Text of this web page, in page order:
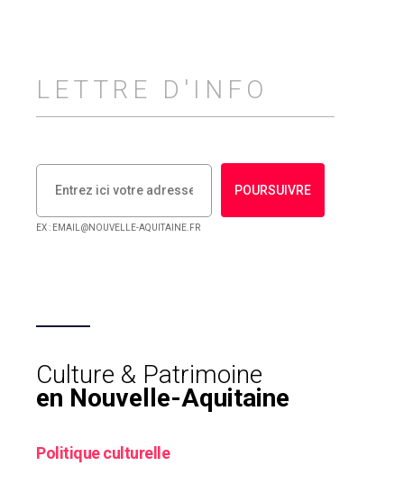
LETTRE D'INFO
POURSUIVRE
EX : EMAIL@NOUVELLE-AQUITAINE.FR
Culture & Patrimoine
en Nouvelle-Aquitaine
Politique culturelle